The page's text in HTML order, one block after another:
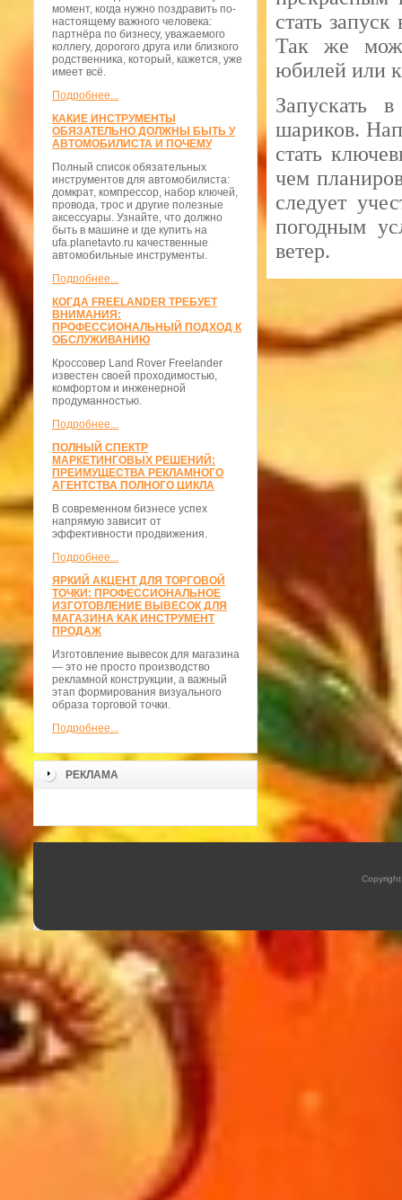
момент, когда нужно поздравить по-
настоящему важного человека:
партнёра по бизнесу, уважаемого
коллегу, дорогого друга или близкого
родственника, который, кажется, уже
имеет всё.
Подробнее...
КАКИЕ ИНСТРУМЕНТЫ
ОБЯЗАТЕЛЬНО ДОЛЖНЫ БЫТЬ У
АВТОМОБИЛИСТА И ПОЧЕМУ
Полный список обязательных
инструментов для автомобилиста:
домкрат, компрессор, набор ключей,
провода, трос и другие полезные
аксессуары. Узнайте, что должно
быть в машине и где купить на
ufa.planetavto.ru качественные
автомобильные инструменты.
Подробнее...
КОГДА FREELANDER ТРЕБУЕТ
ВНИМАНИЯ:
ПРОФЕССИОНАЛЬНЫЙ ПОДХОД К
ОБСЛУЖИВАНИЮ
Кроссовер Land Rover Freelander
известен своей проходимостью,
комфортом и инженерной
продуманностью.
Подробнее...
ПОЛНЫЙ СПЕКТР
МАРКЕТИНГОВЫХ РЕШЕНИЙ:
ПРЕИМУЩЕСТВА РЕКЛАМНОГО
АГЕНТСТВА ПОЛНОГО ЦИКЛА
В современном бизнесе успех
напрямую зависит от
эффективности продвижения.
Подробнее...
ЯРКИЙ АКЦЕНТ ДЛЯ ТОРГОВОЙ
ТОЧКИ: ПРОФЕССИОНАЛЬНОЕ
ИЗГОТОВЛЕНИЕ ВЫВЕСОК ДЛЯ
МАГАЗИНА КАК ИНСТРУМЕНТ
ПРОДАЖ
Изготовление вывесок для магазина
— это не просто производство
рекламной конструкции, а важный
этап формирования визуального
образа торговой точки.
Подробнее...
РЕКЛАМА
стать
Так же
юбилей или
Запускать
шариков.
стать
чем
следует
погодным
ветер.